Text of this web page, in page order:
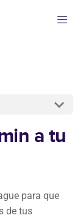
a tu
para que
de tus